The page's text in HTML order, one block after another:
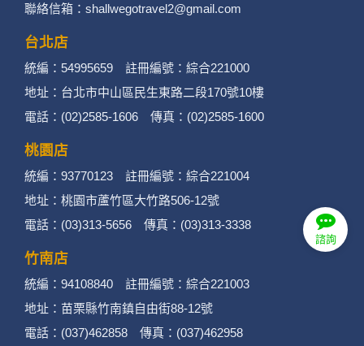
諮詢
聯絡信箱：shallwegotravel2@gmail.com
台北店
統編：54995659 註冊編號：綜合221000
地址：台北市中山區民生東路二段170號10樓
電話：(02)2585-1606 傳真：(02)2585-1600
桃園店
統編：93770123 註冊編號：綜合221004
地址：桃園市蘆竹區大竹路506-12號
電話：(03)313-5656 傳真：(03)313-3338
竹南店
統編：94108840 註冊編號：綜合221003
地址：苗栗縣竹南鎮自由街88-12號
電話：(037)462858 傳真：(037)462958